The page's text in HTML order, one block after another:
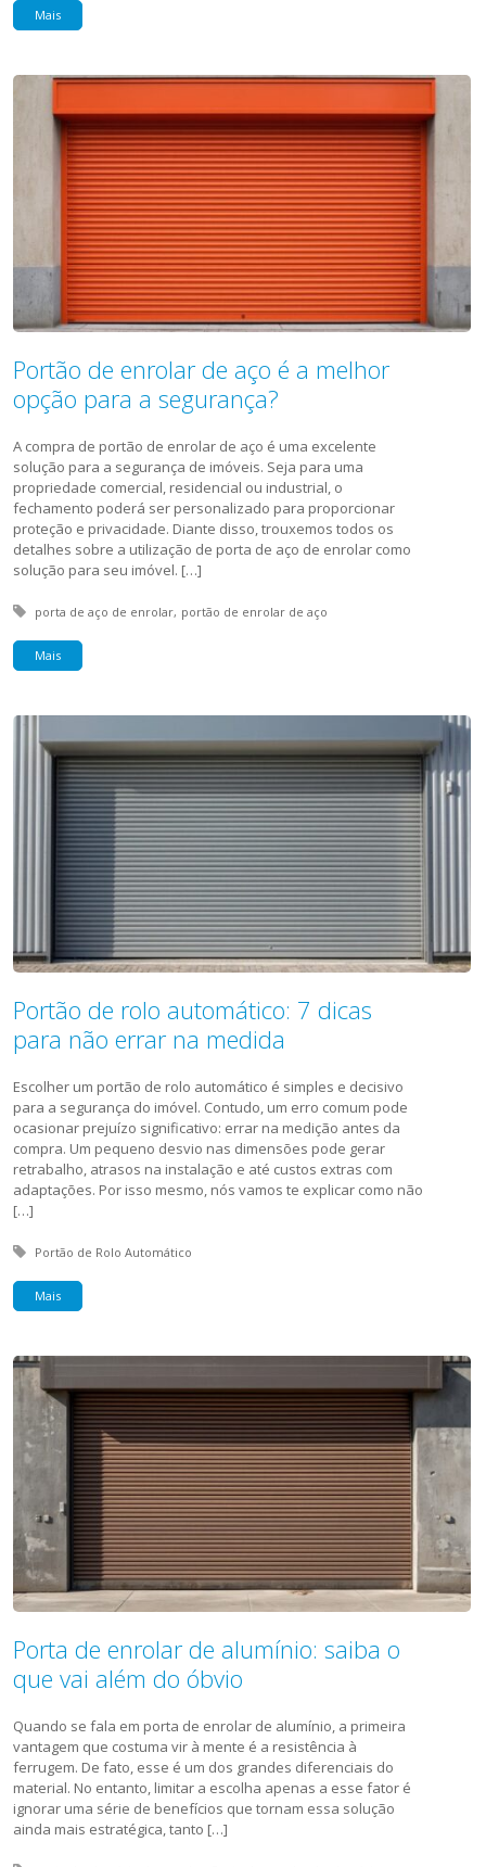
Mais
Portão de enrolar de aço é a melhor
opção para a segurança?
A compra de portão de enrolar de aço é uma excelente
solução para a segurança de imóveis. Seja para uma
propriedade comercial, residencial ou industrial, o
fechamento poderá ser personalizado para proporcionar
proteção e privacidade. Diante disso, trouxemos todos os
detalhes sobre a utilização de porta de aço de enrolar como
solução para seu imóvel. […]
Tagged with:
porta de aço de enrolar portão de enrolar de aço
Mais
Portão de rolo automático: 7 dicas
para não errar na medida
Escolher um portão de rolo automático é simples e decisivo
para a segurança do imóvel. Contudo, um erro comum pode
ocasionar prejuízo significativo: errar na medição antes da
compra. Um pequeno desvio nas dimensões pode gerar
retrabalho, atrasos na instalação e até custos extras com
adaptações. Por isso mesmo, nós vamos te explicar como não
[…]
Tagged with:
Portão de Rolo Automático
Mais
Porta de enrolar de alumínio: saiba o
que vai além do óbvio
Quando se fala em porta de enrolar de alumínio, a primeira
vantagem que costuma vir à mente é a resistência à
ferrugem. De fato, esse é um dos grandes diferenciais do
material. No entanto, limitar a escolha apenas a esse fator é
ignorar uma série de benefícios que tornam essa solução
ainda mais estratégica, tanto […]